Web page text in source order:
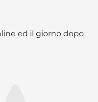
ed il giorno dopo